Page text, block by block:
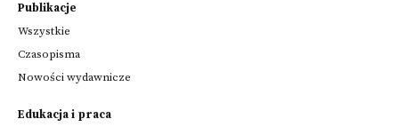
Publikacje
Wszystkie
Czasopisma
Nowości wydawnicze
Edukacja i praca